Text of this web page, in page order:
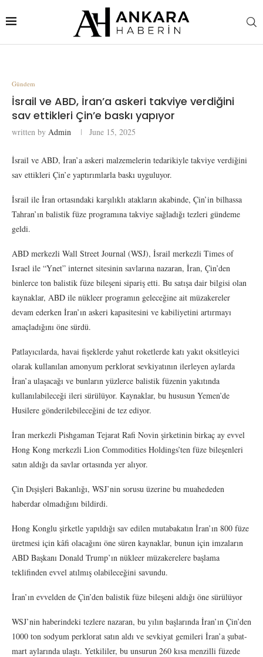
Gündem
İsrail ve ABD, İran’a askeri takviye verdiğini
sav ettikleri Çin’e baskı yapıyor
written by Admin June 15, 2025
İsrail ve ABD, İran’a askeri malzemelerin tedarikiyle takviye verdiğini
sav ettikleri Çin’e yaptırımlarla baskı uyguluyor.
İsrail ile İran ortasındaki karşılıklı atakların akabinde, Çin’in bilhassa
Tahran’ın balistik füze programına takviye sağladığı tezleri gündeme
geldi.
ABD merkezli Wall Street Journal (WSJ), İsrail merkezli Times of
Israel ile “Ynet” internet sitesinin savlarına nazaran, İran, Çin’den
binlerce ton balistik füze bileşeni sipariş etti. Bu satışa dair bilgisi olan
kaynaklar, ABD ile nükleer programın geleceğine ait müzakereler
devam ederken İran’ın askeri kapasitesini ve kabiliyetini artırmayı
amaçladığını öne sürdü.
Patlayıcılarda, havai fişeklerde yahut roketlerde katı yakıt oksitleyici
olarak kullanılan amonyum perklorat sevkiyatının ilerleyen aylarda
İran’a ulaşacağı ve bunların yüzlerce balistik füzenin yakıtında
kullanılabileceği ileri sürülüyor. Kaynaklar, bu hususun Yemen’de
Husilere gönderilebileceğini de tez ediyor.
İran merkezli Pishgaman Tejarat Rafi Novin şirketinin birkaç ay evvel
Hong Kong merkezli Lion Commodities Holdings’ten füze bileşenleri
satın aldığı da savlar ortasında yer alıyor.
Çin Dışişleri Bakanlığı, WSJ’nin sorusu üzerine bu muahededen
haberdar olmadığını bildirdi.
Hong Konglu şirketle yapıldığı sav edilen mutabakatın İran’ın 800 füze
üretmesi için kâfi olacağını öne süren kaynaklar, bunun için imzaların
ABD Başkanı Donald Trump’ın nükleer müzakerelere başlama
teklifinden evvel atılmış olabileceğini savundu.
İran’ın evvelden de Çin’den balistik füze bileşeni aldığı öne sürülüyor
WSJ’nin haberindeki tezlere nazaran, bu yılın başlarında İran’ın Çin’den
1000 ton sodyum perklorat satın aldı ve sevkiyat gemileri İran’a şubat-
mart aylarında ulaştı. Yetkililer, bu unsurun 260 kısa menzilli füzede